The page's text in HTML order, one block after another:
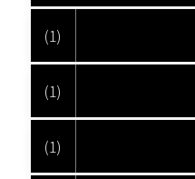
(1)
(1)
(1)